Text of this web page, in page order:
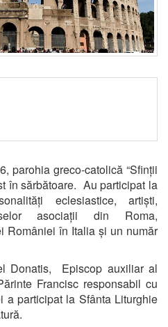
parohia greco-catolică “Sfinții
în sărbătoare. Au participat la
eclesiastice, artiști,
asociații din Roma,
României în Italia și un număr
Donatis, Episcop auxiliar al
Francisc responsabil cu
a participat la Sfânta Liturghie